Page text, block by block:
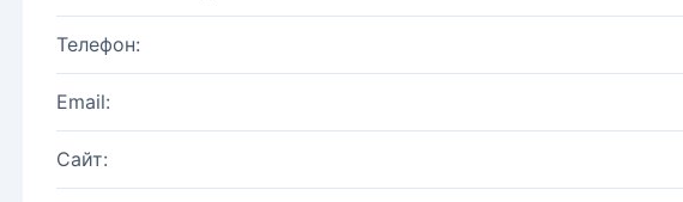
Телефон:
Email:
Сайт: